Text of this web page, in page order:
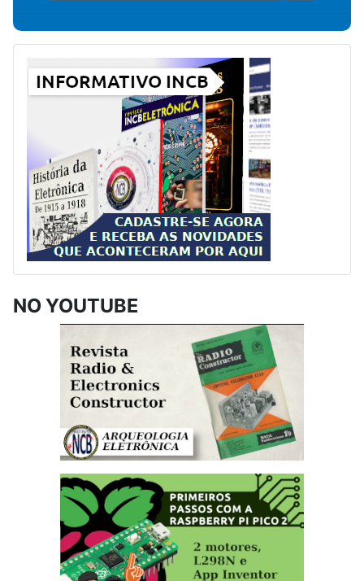
NO YOUTUBE